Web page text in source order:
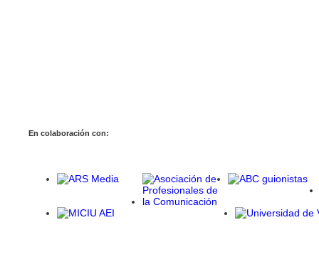
En colaboración con: